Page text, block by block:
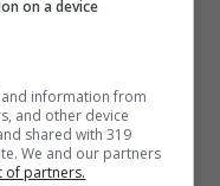
è mia se ho
on a device
information from
and other device
shared with 319
We and our partners
of partners.